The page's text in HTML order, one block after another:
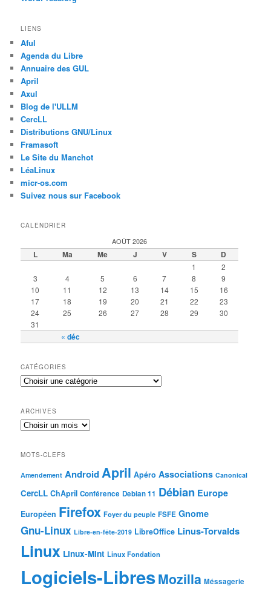
LIENS
Aful
Agenda du Libre
Annuaire des GUL
April
Axul
Blog de l'ULLM
CercLL
Distributions GNU/Linux
Framasoft
Le Site du Manchot
LéaLinux
micr-os.com
Suivez nous sur Facebook
CALENDRIER
AOÛT 2026
L Ma Me J V S D
« déc
1
2
3
4 5 6 7 8
9
10
11 12 13 14 15
16
17
18 19 20 21 22
23
24
25 26 27 28 29
30
31
CATÉGORIES
ARCHIVES
MOTS-CLEFS
Amendement AndroidApril Apéro Associations Canonical
CercLL ChApril Conférence Debian 11 Débian Europe
Européen Firefox Foyer du peuple FSFE Gnome
Gnu-Linux Libre-en-fête-2019 LibreOffice Linus-Torvalds
Linux Linux-Mint Linux Fondation
Logiciels-LibresMozilla Méssagerie